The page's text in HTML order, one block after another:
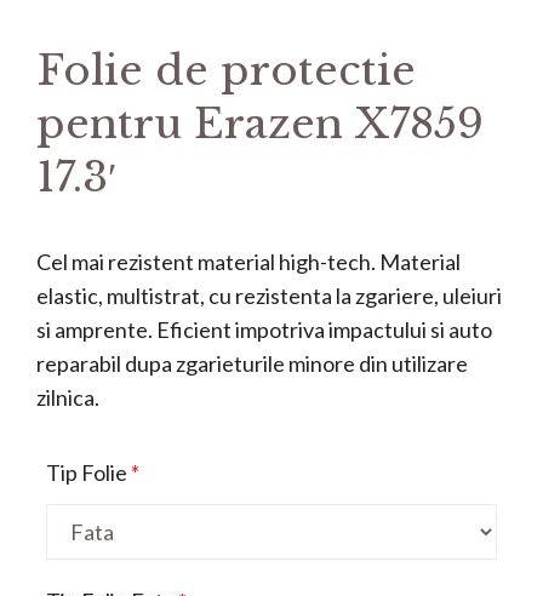
Folie de protectie
pentru Erazen X7859
17.3′
Cel mai rezistent material high-tech. Material
elastic, multistrat, cu rezistenta la zgariere, uleiuri
si amprente. Eficient impotriva impactului si auto
reparabil dupa zgarieturile minore din utilizare
zilnica.
Tip Folie *